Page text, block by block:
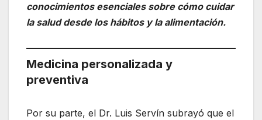
conocimientos esenciales sobre cómo cuidar
la salud desde los hábitos y la alimentación.
Medicina personalizada y
preventiva
Por su parte, el Dr. Luis Servín subrayó que el